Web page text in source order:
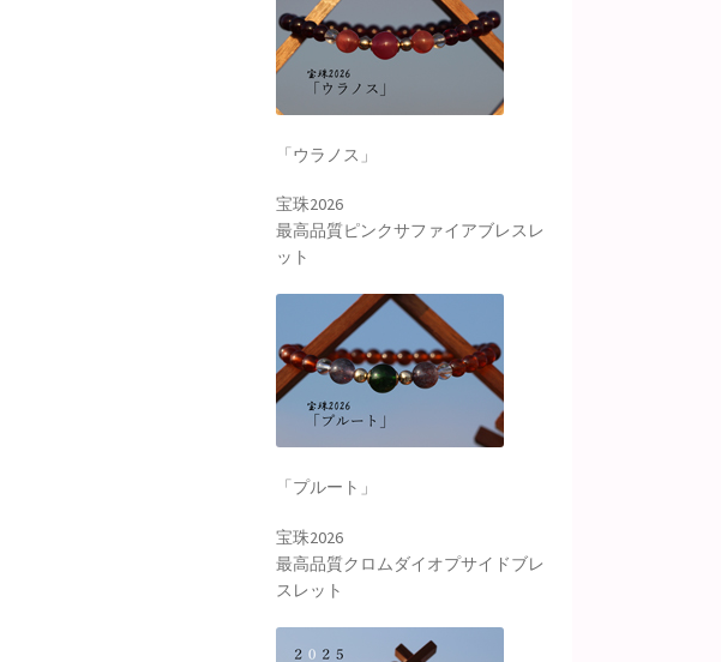
「ウラノス」
宝珠2026
最高品質ピンクサファイアブレスレ
ット
「プルート」
宝珠2026
最高品質クロムダイオプサイドブレ
スレット